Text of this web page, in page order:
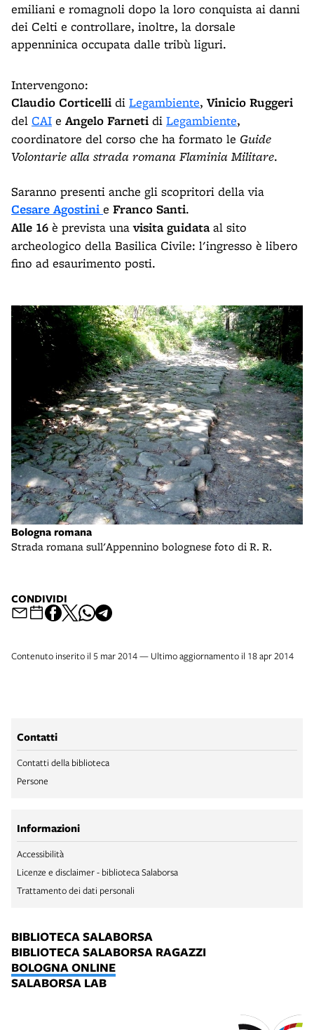
emiliani e romagnoli dopo la loro conquista ai danni
dei Celti e controllare, inoltre, la dorsale
appenninica occupata dalle tribù liguri.
Intervengono:
Claudio Corticelli di Legambiente, Vinicio Ruggeri
del CAI e Angelo Farneti di Legambiente,
coordinatore del corso che ha formato le Guide
Volontarie alla strada romana Flaminia Militare.
Saranno presenti anche gli scopritori della via
Cesare Agostini e Franco Santi.
Alle 16 è prevista unavisita guidataal sito
archeologico della Basilica Civile: l'ingresso è libero
fino ad esaurimento posti.
Bologna romana
Strada romana sull'Appennino bolognese foto di R. R.
CONDIVIDI
Contenuto inserito il 5 mar 2014 — Ultimo aggiornamento il 18 apr 2014
Contatti
Contatti della biblioteca
Persone
Informazioni
Accessibilità
Licenze e disclaimer - biblioteca Salaborsa
Trattamento dei dati personali
BIBLIOTECA SALABORSA
BIBLIOTECA SALABORSA RAGAZZI
BOLOGNA ONLINE
SALABORSA LAB